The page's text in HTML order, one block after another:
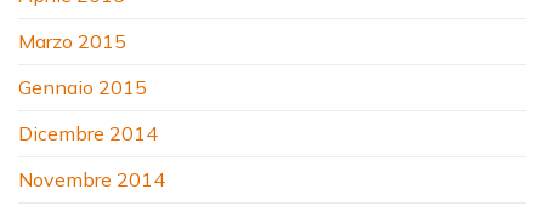
Marzo 2015
Gennaio 2015
Dicembre 2014
Novembre 2014